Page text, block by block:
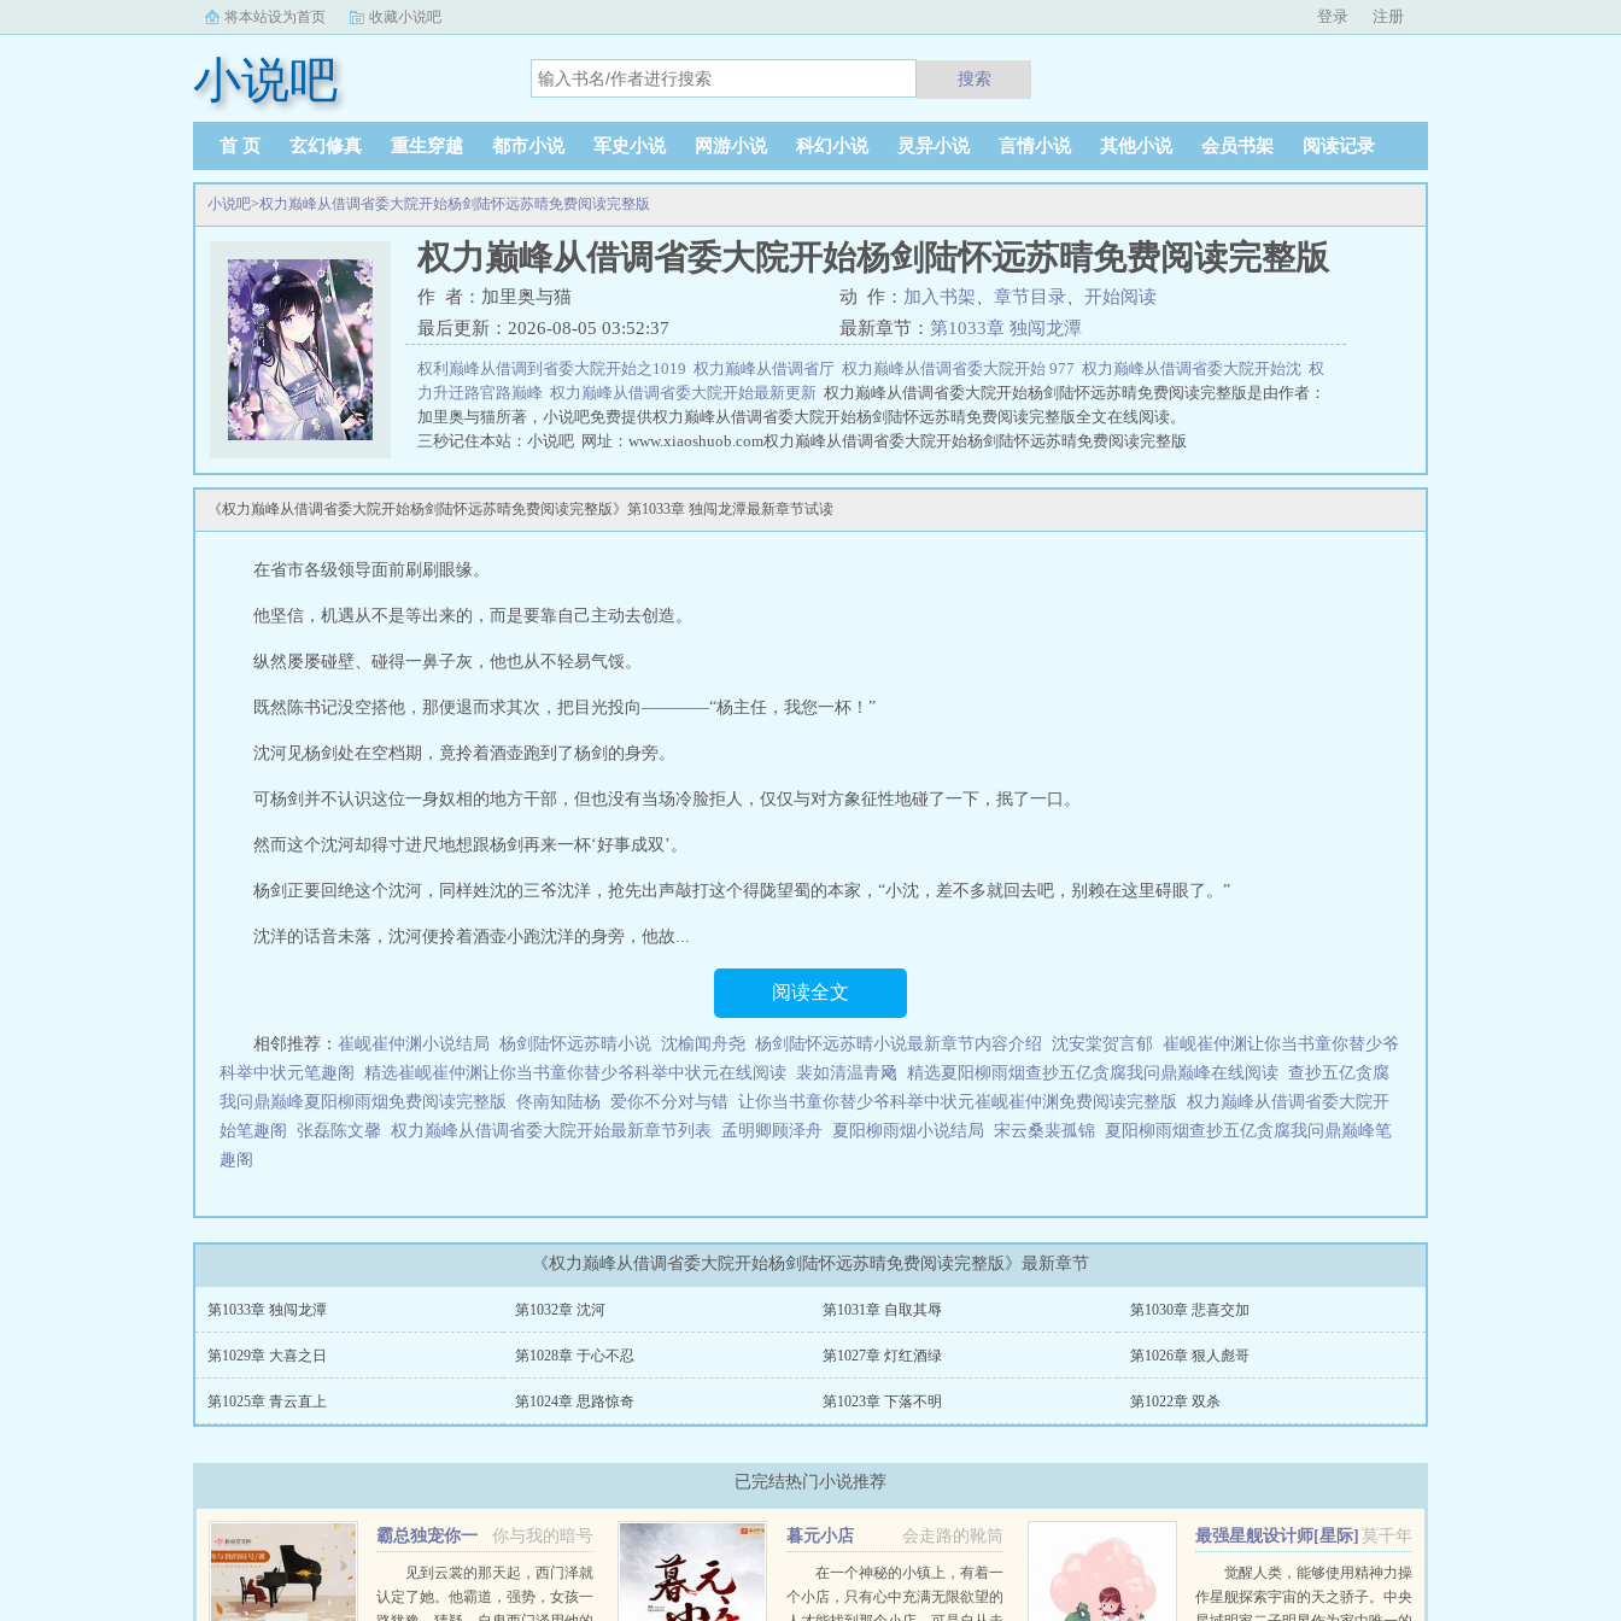
将本站设为首页 收藏小说吧 登录 注册
小说吧 搜索
首 页 玄幻修真 重生穿越 都市小说 军史小说 网游小说 科幻小说 灵异小说 言情小说 其他小说 会员书架 阅读记录
小说吧>权力巅峰从借调省委大院开始杨剑陆怀远苏晴免费阅读完整版
权力巅峰从借调省委大院开始杨剑陆怀远苏晴免费阅读完整版
作 者：加里奥与猫 动 作： 加入书架 章节目录
开始阅读
最后更新：2026-08-05 03:52:37
最新章节： 第1033章 独闯龙潭
权利巅峰从借调到省委大院开始之1019 权力巅峰从借调省厅 权力巅峰从借调省委大院开始 977 权力巅峰从借调省委大院开始沈 权
力升迁路官路巅峰 权力巅峰从借调省委大院开始最新更新 权力巅峰从借调省委大院开始杨剑陆怀远苏晴免费阅读完整版是由作者：
加里奥与猫所著，小说吧免费提供权力巅峰从借调省委大院开始杨剑陆怀远苏晴免费阅读完整版全文在线阅读。
三秒记住本站：小说吧 网址：www.xiaoshuob.com权力巅峰从借调省委大院开始杨剑陆怀远苏晴免费阅读完整版
《权力巅峰从借调省委大院开始杨剑陆怀远苏晴免费阅读完整版》第1033章 独闯龙潭最新章节试读
在省市各级领导面前刷刷眼缘。
他坚信，机遇从不是等出来的，而是要靠自己主动去创造。
纵然屡屡碰壁、碰得一鼻子灰，他也从不轻易气馁。
既然陈书记没空搭他，那便退而求其次，把目光投向————“杨主任，我您一杯！”
沈河见杨剑处在空档期，竟拎着酒壶跑到了杨剑的身旁。
可杨剑并不认识这位一身奴相的地方干部，但也没有当场冷脸拒人，仅仅与对方象征性地碰了一下，抿了一口。
然而这个沈河却得寸进尺地想跟杨剑再来一杯‘好事成双’。
杨剑正要回绝这个沈河，同样姓沈的三爷沈洋，抢先出声敲打这个得陇望蜀的本家，“小沈，差不多就回去吧，别赖在这里碍眼了。”
沈洋的话音未落，沈河便拎着酒壶小跑沈洋的身旁，他故...
阅读全文
相邻推荐： 崔岘崔仲渊小说结局 杨剑陆怀远苏晴小说 沈榆闻舟尧 杨剑陆怀远苏晴小说最新章节内容介绍 沈安棠贺言郁 崔岘崔仲渊让你当书童你替少爷
科举中状元笔趣阁
精选崔岘崔仲渊让你当书童你替少爷科举中状元在线阅读 裴如清温青飏 精选夏阳柳雨烟查抄五亿贪腐我问鼎巅峰在线阅读 查抄五亿贪腐
我问鼎巅峰夏阳柳雨烟免费阅读完整版
佟南知陆杨 爱你不分对与错 让你当书童你替少爷科举中状元崔岘崔仲渊免费阅读完整版
权力巅峰从借调省委大院开
始笔趣阁
张磊陈文馨 权力巅峰从借调省委大院开始最新章节列表 孟明卿顾泽舟 夏阳柳雨烟小说结局 宋云桑裴孤锦 夏阳柳雨烟查抄五亿贪腐我问鼎巅峰笔
趣阁
《权力巅峰从借调省委大院开始杨剑陆怀远苏晴免费阅读完整版》最新章节
第1033章 独闯龙潭 第1032章 沈河 第1031章 自取其辱 第1030章 悲喜交加
第1029章 大喜之日 第1028章 于心不忍 第1027章 灯红酒绿 第1026章 狠人彪哥
第1025章 青云直上 第1024章 思路惊奇 第1023章 下落不明 第1022章 双杀
已完结热门小说推荐
你与我的暗号
霸总独宠你一
见到云裳的那天起，西门泽就
认定了她。他霸道，强势，女孩一
会走路的靴筒
暮元小店
在一个神秘的小镇上，有着一
个小店，只有心中充满无限欲望的
莫千年
最强星舰设计师[星际]
觉醒人类，能够使用精神力操
作星舰探索宇宙的天之骄子。中央